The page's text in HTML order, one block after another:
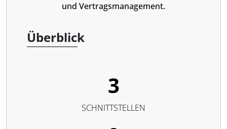
und Vertragsmanagement.
Überblick
3
SCHNITTSTELLEN